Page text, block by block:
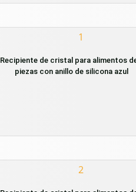
Recipiente de cristal para alimentos
piezas con anillo de silicona azul